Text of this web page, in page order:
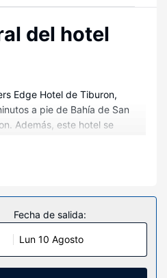
del hotel
Edge Hotel de Tiburon,
a pie de Bahía de San
Además, este hotel se
Golden Gate.
con chimenea y
te espera una estancia
de ocio, tendrás un
y conexión a Internet por
comodidades, se incluyen
con plancha y teléfono con y
Fecha de salida:
Lun 10 Agosto